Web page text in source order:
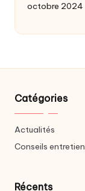
octobre 2024
Catégories
Actualités
Conseils entretien
Récents